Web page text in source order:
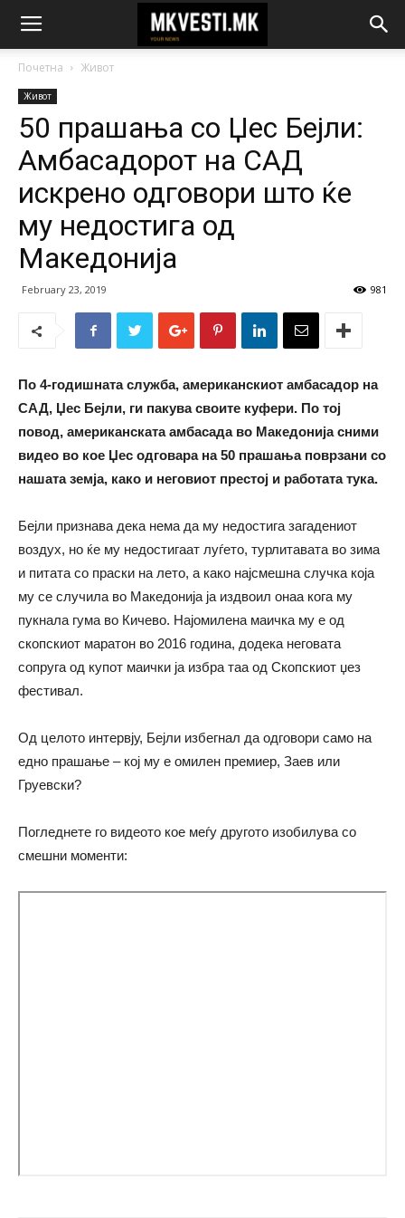
Почетна Живот
Живот
50 прашања со Џес Бејли:
Амбасадорот на САД
искрено одговори што ќе
му недостига од
Македонија
February 23, 2019 981
По 4-годишната служба, американскиот амбасадор на
САД, Џес Бејли, ги пакува своите куфери. По тој
повод, американската амбасада во Македонија сними
видео во кое Џес одговара на 50 прашања поврзани со
нашата земја, како и неговиот престој и работата тука.
Бејли признава дека нема да му недостига загадениот
воздух, но ќе му недостигаат луѓето, турлитавата во зима
и питата со праски на лето, а како најсмешна случка која
му се случила во Македонија ја издвоил онаа кога му
пукнала гума во Кичево. Најомилена маичка му е од
скопскиот маратон во 2016 година, додека неговата
сопруга од купот маички ја избра таа од Скопскиот џез
фестивал.
Од целото интервју, Бејли избегнал да одговори само на
едно прашање – кој му е омилен премиер, Заев или
Груевски?
Погледнете го видеото кое меѓу другото изобилува со
смешни моменти: